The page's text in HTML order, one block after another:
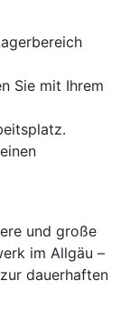
Sie mit Ihrem
und große
im Allgäu –
dauerhaften